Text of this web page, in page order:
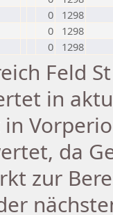
0
1298
0
1298
0 1298
Feld
in
da
zur